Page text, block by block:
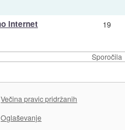
Sporočila
internet 19
Večina pravic pridržanih
Oglaševanje